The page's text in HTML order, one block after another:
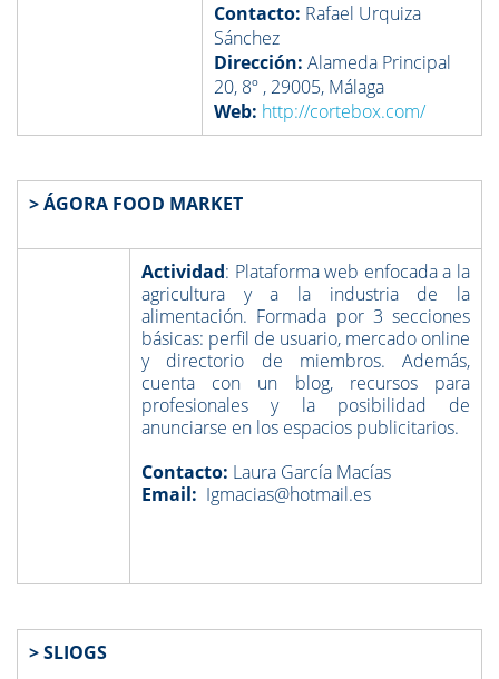
Contacto: Rafael Urquiza
Sánchez
Dirección: Alameda Principal
20, 8º , 29005, Málaga
Web: http://cortebox.com/
> ÁGORA FOOD MARKET
Actividad: Plataforma web enfocada a la
agricultura y a la industria de la
alimentación. Formada por 3 secciones
básicas: perfil de usuario, mercado online
y directorio de miembros. Además,
cuenta con un blog, recursos para
profesionales y la posibilidad de
anunciarse en los espacios publicitarios.
Contacto: Laura García Macías
Email: Igmacias@hotmail.es
> SLIOGS